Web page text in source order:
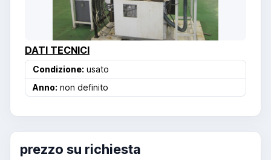
DATI TECNICI
Condizione: usato
Anno: non definito
prezzo su richiesta